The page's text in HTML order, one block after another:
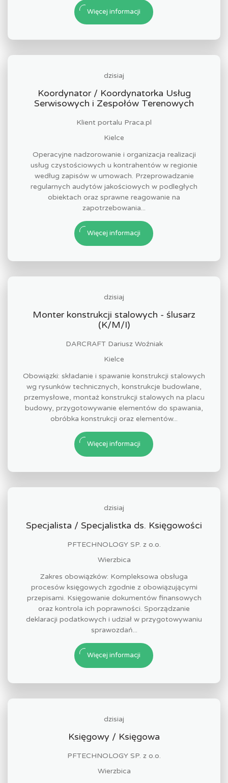
Więcej informacji
dzisiaj
Koordynator / Koordynatorka Usług
Serwisowych i Zespołów Terenowych
Klient portalu Praca.pl
Kielce
Operacyjne nadzorowanie i organizacja realizacji
usług czystościowych u kontrahentów w regionie
według zapisów w umowach. Przeprowadzanie
regularnych audytów jakościowych w podległych
obiektach oraz sprawne reagowanie na
zapotrzebowania...
Więcej informacji
dzisiaj
Monter konstrukcji stalowych - ślusarz
(K/M/I)
DARCRAFT Dariusz Woźniak
Kielce
Obowiązki: składanie i spawanie konstrukcji stalowych
wg rysunków technicznych, konstrukcje budowlane,
przemysłowe, montaż konstrukcji stalowych na placu
budowy, przygotowywanie elementów do spawania,
obróbka konstrukcji oraz elementów...
Więcej informacji
dzisiaj
Specjalista / Specjalistka ds. Księgowości
PFTECHNOLOGY SP. z o.o.
Wierzbica
Zakres obowiązków: Kompleksowa obsługa
procesów księgowych zgodnie z obowiązującymi
przepisami. Księgowanie dokumentów finansowych
oraz kontrola ich poprawności. Sporządzanie
deklaracji podatkowych i udział w przygotowywaniu
sprawozdań...
Więcej informacji
dzisiaj
Księgowy / Księgowa
PFTECHNOLOGY SP. z o.o.
Wierzbica